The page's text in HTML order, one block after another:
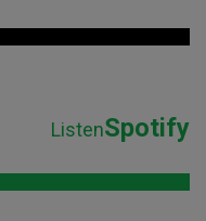
ListenSpotify